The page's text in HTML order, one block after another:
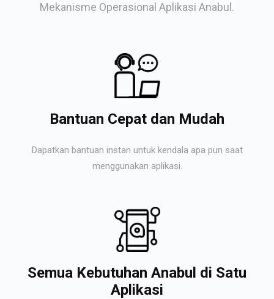
Mekanisme Operasional Aplikasi Anabul.
Bantuan Cepat dan Mudah
Dapatkan bantuan instan untuk kendala apa pun saat
menggunakan aplikasi.
Semua Kebutuhan Anabul di Satu
Aplikasi